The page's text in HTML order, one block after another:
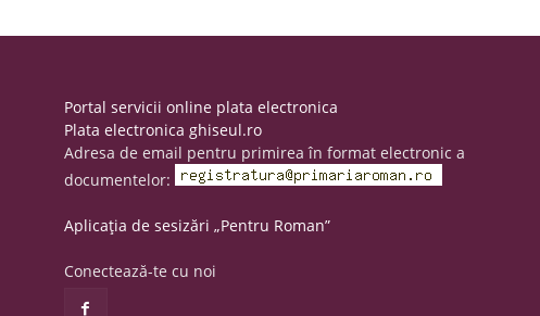
Portal servicii online plata electronica
Plata electronica ghiseul.ro
Adresa de email pentru primirea în format electronic a
documentelor:
Aplicația de sesizări „Pentru Roman”
Conectează-te cu noi